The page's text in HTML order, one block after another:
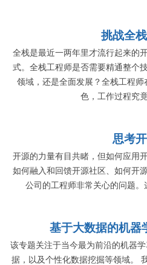
挑战全
全栈是最近一两年里才流行起来的
式。全栈工程师是否需要精通整个
领域，还是全面发展？全栈工程
色，工作过程究
思考
开源的力量有目共睹，但如何应用
如何融入和回馈开源社区、如何开
公司的工程师非常关心的问题。
基于大数据的机器
该专题关注于当今最为前沿的机器
据，以及个性化数据挖掘等领域。